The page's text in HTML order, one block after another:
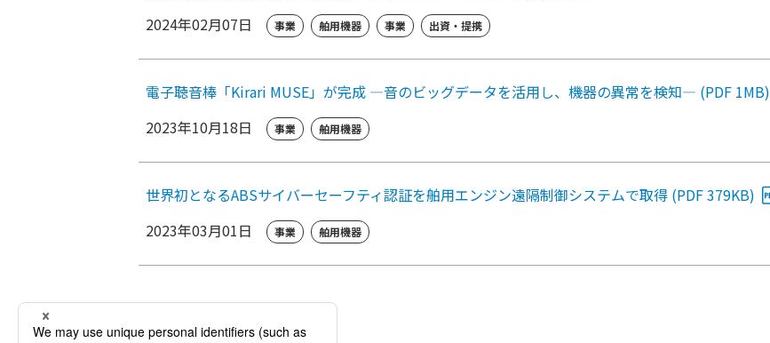
2024年02月07日
事業 舶用機器 事業 出資・提携
電子聴音棒「Kirari MUSE」が完成 ―音のビッグデータを活用し、機器の異常を検知― (PDF 1MB)
2023年10月18日
事業 舶用機器
世界初となるABSサイバーセーフティ認証を舶用エンジン遠隔制御システムで取得 (PDF 379KB)
2023年03月01日
事業 舶用機器